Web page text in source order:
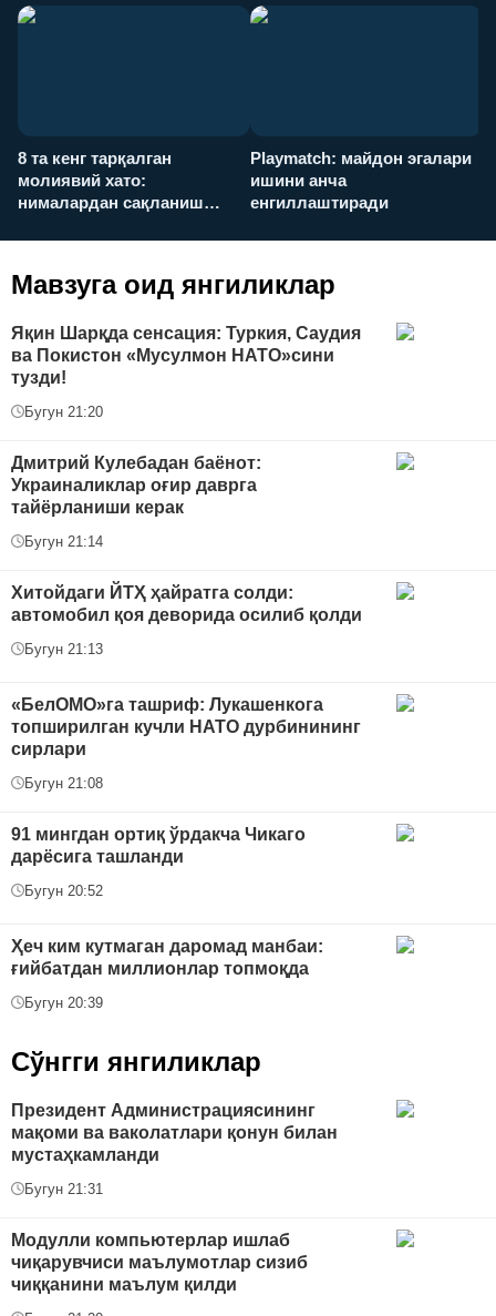
8 та кенг тарқалган
молиявий хато:
нималардан сақланиш
Playmatch: майдон эгалари
ишини анча
енгиллаштиради
Мавзуга оид янгиликлар
Яқин Шарқда сенсация: Туркия, Саудия
ва Покистон «Мусулмон НАТО»сини
тузди!
Бугун 21:20
Дмитрий Кулебадан баёнот:
Украиналиклар оғир даврга
тайёрланиши керак
Бугун 21:14
Хитойдаги ЙТҲ ҳайратга солди:
автомобил қоя деворида осилиб қолди
Бугун 21:13
«БелОМО»га ташриф: Лукашенкога
топширилган кучли НАТО дурбинининг
сирлари
Бугун 21:08
91 мингдан ортиқ ўрдакча Чикаго
дарёсига ташланди
Бугун 20:52
Ҳеч ким кутмаган даромад манбаи:
ғийбатдан миллионлар топмоқда
Бугун 20:39
Сўнгги янгиликлар
Президент Администрациясининг
мақоми ва ваколатлари қонун билан
мустаҳкамланди
Бугун 21:31
Модулли компьютерлар ишлаб
чиқарувчиси маълумотлар сизиб
чиққанини маълум қилди